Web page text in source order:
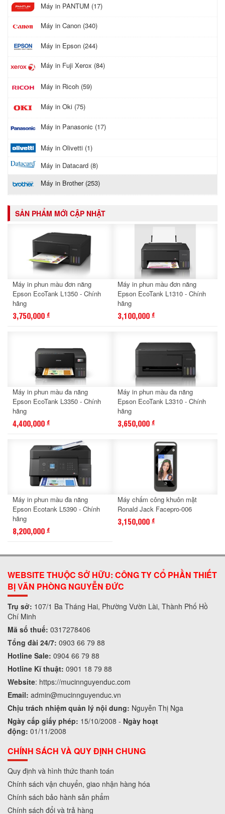
Máy in PANTUM (17)
Máy in Canon (340)
Máy in Epson (244)
Máy in Fuji Xerox (84)
Máy in Ricoh (59)
Máy in Oki (75)
Máy in Panasonic (17)
Máy in Olivetti (1)
Máy in Datacard (8)
Máy in Brother (253)
SẢN PHẨM MỚI CẬP NHẬT
Máy in phun màu đơn năng
Epson EcoTank L1350 - Chính
hãng
3,750,000 đ
Máy in phun màu đơn năng
Epson EcoTank L1310 - Chính
hãng
3,100,000 đ
Máy in phun màu đa năng
Epson EcoTank L3350 - Chính
hãng
4,400,000 đ
Máy in phun màu đa năng
Epson EcoTank L3310 - Chính
hãng
3,650,000 đ
Máy in phun màu đa năng
Epson Ecotank L5390 - Chính
hãng
8,200,000 đ
Máy chấm công khuôn mặt
Ronald Jack Facepro-006
3,150,000 đ
WEBSITE THUỘC SỞ HỮU: CÔNG TY CỔ PHẦN THIẾT
BỊ VĂN PHÒNG NGUYỄN ĐỨC
Trụ sở: 107/1 Ba Tháng Hai, Phường Vườn Lài, Thành Phố Hồ
Chí Minh
Mã số thuế: 0317278406
Tổng đài 24/7: 0903 66 79 88
Hotline Sale: 0904 66 79 88
Hotline Kĩ thuật: 0901 18 79 88
Website: https://mucinnguyenduc.com
Email: admin@mucinnguyenduc.vn
Chịu trách nhiệm quản lý nội dung: Nguyễn Thị Nga
Ngày cấp giấy phép: 15/10/2008 - Ngày hoạt
động: 01/11/2008
CHÍNH SÁCH VÀ QUY ĐỊNH CHUNG
Quy định và hình thức thanh toán
Chính sách vận chuyển, giao nhận hàng hóa
Chính sách bảo hành sản phẩm
Chính sách đổi và trả hàng